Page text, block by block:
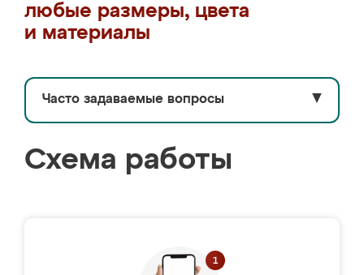
любые размеры, цвета
и материалы
Часто задаваемые вопросы ▼
Схема работы